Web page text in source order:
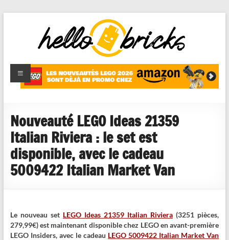
HelloBricks
Blog LEGO,
nouveaut�s
reviews
Nouveauté LEGO Ideas 21359
Italian Riviera : le set est
disponible, avec le cadeau
5009422 Italian Market Van
Le nouveau set LEGO Ideas 21359 Italian Riviera (3251 pièces,
279,99€) est maintenant disponible chez LEGO en avant-première
LEGO Insiders, avec le cadeau LEGO 5009422 Italian Market Van